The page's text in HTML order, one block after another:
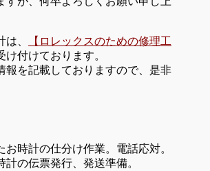
、
【ロレックスのための修理工
け付けております。
報を記載しておりますので、是非
時計の仕分け作業。電話応対。
の伝票発行、発送準備。